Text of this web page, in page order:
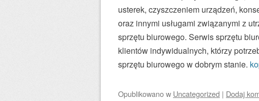
usterek, czyszczeniem urządzeń,
oraz innymi usługami związanymi z
sprzętu biurowego. Serwis sprzętu
klientów indywidualnych, którzy
sprzętu biurowego w dobrym stanie.
Opublikowanow Uncategorized | Dodaj